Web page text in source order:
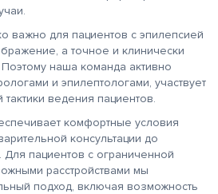
важно для пациентов с эпилепсией
а точное и клинически
наша команда активно
и эпилептологами, участвует
ведения пациентов.
комфортные условия
консультации до
Для пациентов с ограниченной
расстройствами мы
подход, включая возможность